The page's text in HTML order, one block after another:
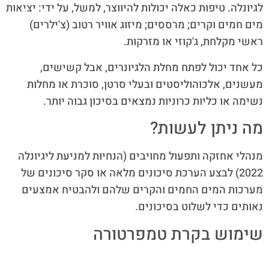
לגיונלה. טיפות כאלה יכולות להיווצר, למשל, על ידי: יציאות
מים חמים וקרים; מרססים; מיזוג אוויר רטוב (צ'ילרים)
ראשי מקלחת, ג'קוזי או מזרקות.
כל אחד יכול לפתח מחלת הלגיונרים, אבל קשישים,
מעשנים, אלכוהוליסטים ובעלי סרטן, סוכרת או מחלות
נשימה או כליות כרוניות נמצאים בסיכון גבוה יותר.
מה ניתן לעשות?
מנהלי אחזקה ותפעול מחויבים (הנחיות למניעת ליגיונלה
2022) לבצע הערכת סיכונים מלאה או סקר סיכונים של
מערכות המים החמים והקרים שלהם ולהבטיח אמצעים
נאותים כדי לשלוט בסיכונים.
שימוש בקרת טמפרטורה